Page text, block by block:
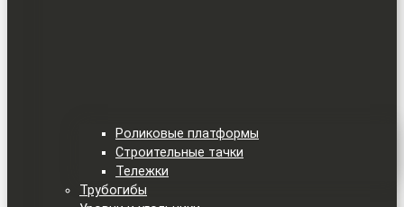
Роликовые платформы
Строительные тачки
Тележки
Трубогибы